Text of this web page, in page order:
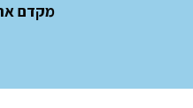
מקדם